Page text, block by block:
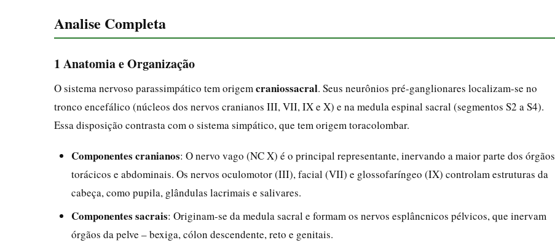
Analise Completa
1 Anatomia e Organização
O sistema nervoso parassimpático tem origem craniossacral. Seus neurônios pré-ganglionares localizam-se no
tronco encefálico (núcleos dos nervos cranianos III, VII, IX e X) e na medula espinal sacral (segmentos S2 a S4).
Essa disposição contrasta com o sistema simpático, que tem origem toracolombar.
Componentes cranianos: O nervo vago (NC X) é o principal representante, inervando a maior parte dos órgãos
torácicos e abdominais. Os nervos oculomotor (III), facial (VII) e glossofaríngeo (IX) controlam estruturas da
cabeça, como pupila, glândulas lacrimais e salivares.
Componentes sacrais: Originam-se da medula sacral e formam os nervos esplâncnicos pélvicos, que inervam
órgãos da pelve – bexiga, cólon descendente, reto e genitais.